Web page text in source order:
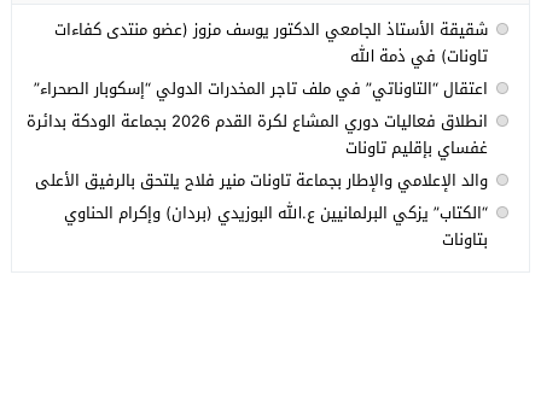
شقيقة الأستاذ الجامعي الدكتور يوسف مزوز (عضو منتدى كفاءات
تاونات) في ذمة الله
اعتقال “التاوناتي” في ملف تاجر المخدرات الدولي “إسكوبار الصحراء”
انطلاق فعاليات دوري المشاع لكرة القدم 2026 بجماعة الودكة بدائرة
غفساي بإقليم تاونات
والد الإعلامي والإطار بجماعة تاونات منير فلاح يلتحق بالرفيق الأعلى
“الكتاب” يزكي البرلمانيين ع.الله البوزيدي (بردان) وإكرام الحناوي
بتاونات